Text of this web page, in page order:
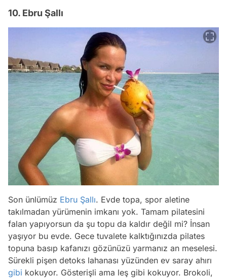
10. Ebru Şallı
Son ünlümüz Ebru Şallı. Evde topa, spor aletine
takılmadan yürümenin imkanı yok. Tamam pilatesini
falan yapıyorsun da şu topu da kaldır değil mi? İnsan
yaşıyor bu evde. Gece tuvalete kalktığınızda pilates
topuna basıp kafanızı gözünüzü yarmanız an meselesi.
Sürekli pişen detoks lahanası yüzünden ev saray ahırı
gibi kokuyor. Gösterişli ama leş gibi kokuyor. Brokoli,